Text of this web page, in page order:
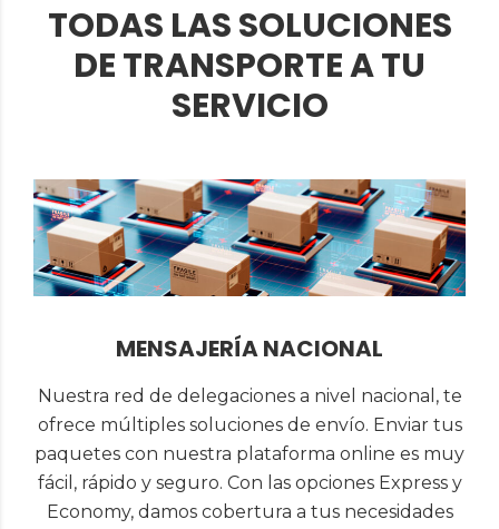
TODAS LAS SOLUCIONES
DE TRANSPORTE A TU
SERVICIO
MENSAJERÍA NACIONAL
Nuestra red de delegaciones a nivel nacional, te
ofrece múltiples soluciones de envío. Enviar tus
paquetes con nuestra plataforma online es muy
fácil, rápido y seguro. Con las opciones Express y
Economy, damos cobertura a tus necesidades